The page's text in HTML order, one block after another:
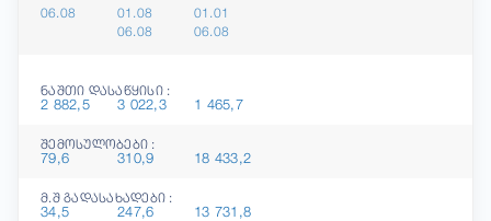
06.08
01.08
06.08
01.01
06.08
ნაშთი დასაწყისი :
2 882,5 3 022,3 1 465,7
შემოსულობები :
79,6 310,9 18 433,2
მ.შ გადასახადები :
34,5 247,6 13 731,8